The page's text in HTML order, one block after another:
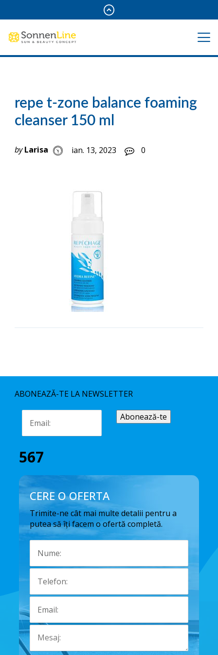
repe t-zone balance foaming
cleanser 150 ml
by Larisa ian. 13, 2023 0
ABONEAZĂ-TE LA NEWSLETTER
567
CERE O OFERTA
Trimite-ne cât mai multe detalii pentru a
putea să îți facem o ofertă completă.